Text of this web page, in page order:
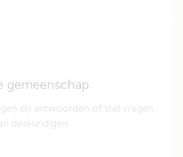
gemeenschap
en antwoorden of stel vragen
deskundigen.